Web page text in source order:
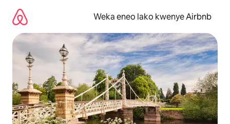
kwenda
kwenye
maudhui
Weka eneo lako kwenye Airbnb